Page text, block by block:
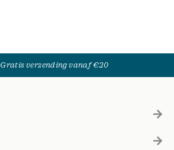
Gratis verzending vanaf €20